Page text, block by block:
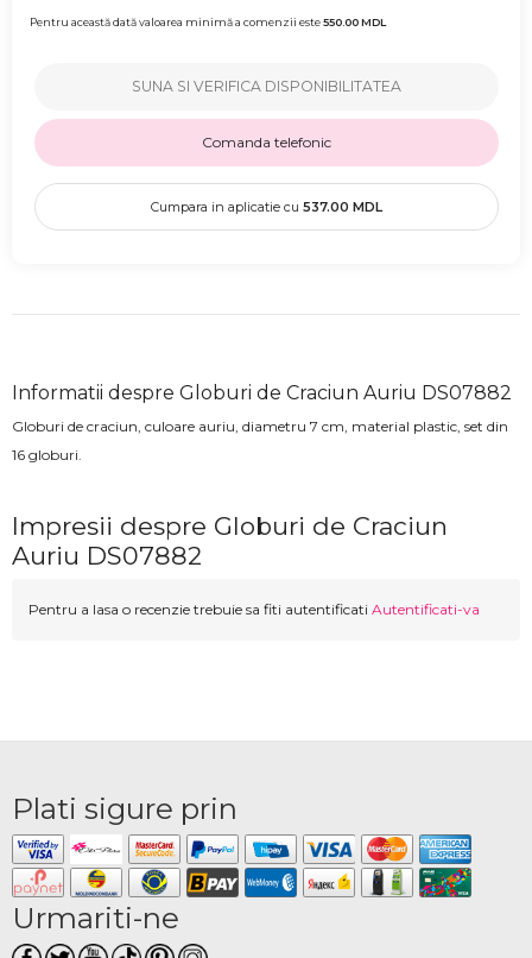
Pentru această dată valoarea minimă a comenzii este550.00MDL
SUNA SI VERIFICA DISPONIBILITATEA
Comanda telefonic
Cumpara in aplicatie cu 537.00 MDL
Informatii despre Globuri de Craciun Auriu DS07882
Globuri de craciun, culoare auriu, diametru 7 cm, material plastic, set din
16 globuri.
Impresii despre Globuri de Craciun
Auriu DS07882
Pentru a lasa o recenzie trebuie sa fiti autentificati Autentificati-va
Plati sigure prin
Urmariti-ne